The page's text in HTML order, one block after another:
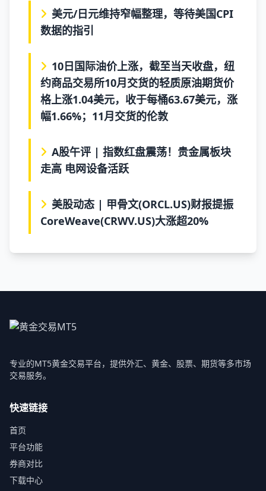
美元/日元维持窄幅整理，等待美国CPI
数据的指引
10日国际油价上涨，截至当天收盘，纽
约商品交易所10月交货的轻质原油期货价
格上涨1.04美元，收于每桶63.67美元，涨
幅1.66%；11月交货的伦敦
A股午评 | 指数红盘震荡！贵金属板块
走高 电网设备活跃
美股动态 | 甲骨文(ORCL.US)财报提振
CoreWeave(CRWV.US)大涨超20%
专业的MT5黄金交易平台，提供外汇、黄金、股票、期货等多市场
交易服务。
快速链接
首页
平台功能
券商对比
下载中心